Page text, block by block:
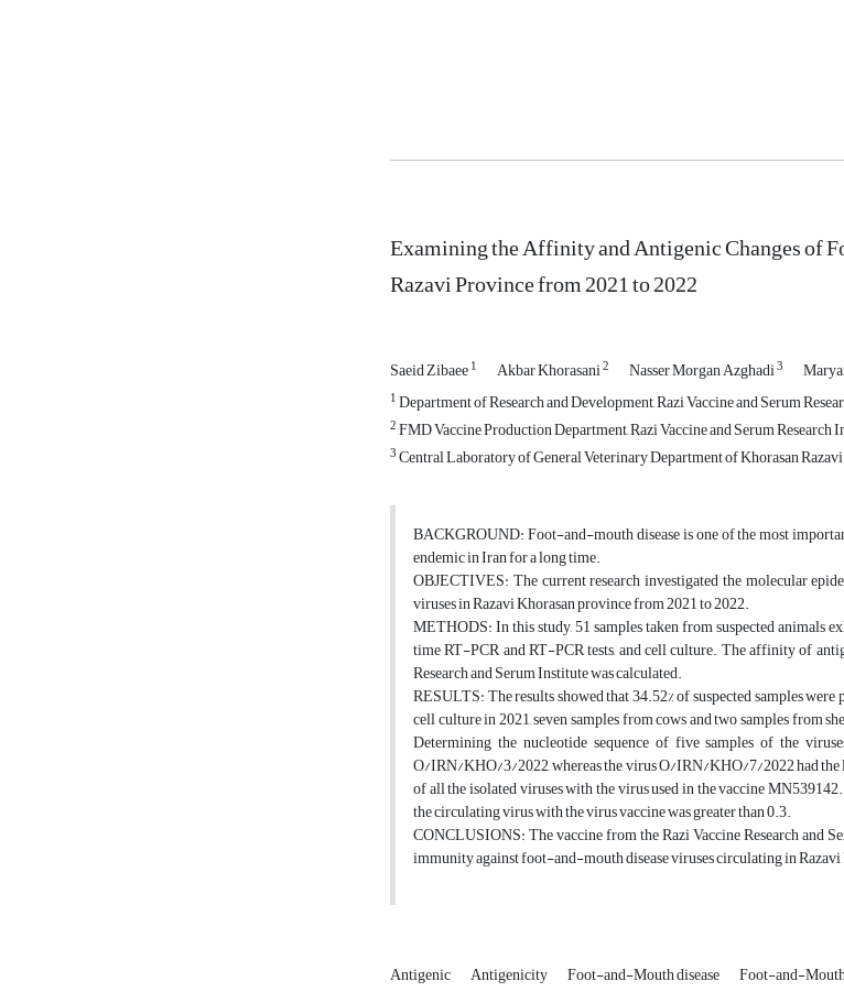
Examining the Affinity and Antigenic Changes of
Razavi Province from 2021 to 2022
Saeid Zibaee1 Akbar Khorasani2 Nasser Morgan Azghadi3
1Department of Research and Development, Razi Vaccine and Serum
2FMD Vaccine Production Department, Razi Vaccine and Serum
3Central Laboratory of General Veterinary Department of Khorasan
BACKGROUND: Foot-and-mouth disease is one of the most
endemic in Iran for a long time.
OBJECTIVES: The current research investigated the molecular
viruses in Razavi Khorasan province from 2021 to 2022.
METHODS: In this study, 51 samples taken from suspected
time RT-PCR and RT-PCR tests, and cell culture. The affinity of
Research and Serum Institute was calculated.
RESULTS: The results showed that 34.52% of suspected samples
cell culture in 2021, seven samples from cows and two samples from
Determining the nucleotide sequence of five samples of the
O/IRN/KHO/3/2022, whereas the virus O/IRN/KHO/7/2022had
of all the isolated viruses with the virus used in the vaccine
the circulating virus with the virus vaccine was greater than 0.3.
CONCLUSIONS: The vaccine from the Razi Vaccine Research and
immunity against foot-and-mouth disease viruses circulating in
Antigenic Antigenicity Foot-and-Mouth disease Foot-and-